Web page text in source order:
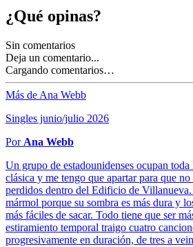
¿Qué opinas?
Sin comentarios
Deja un comentario...
Cargando comentarios…
Más de Ana Webb
Singles junio/julio 2026
Por Ana Webb
Un grupo de estadounidenses ocupan toda
clásica y me tengo que apartar para que
perdidos dentro del Edificio de
mármol porque su sombra es más dura y
más fáciles de sacar. Todo tiene que ser
estiramiento temporal traigo cuatro
progresivamente en duración, de tres a